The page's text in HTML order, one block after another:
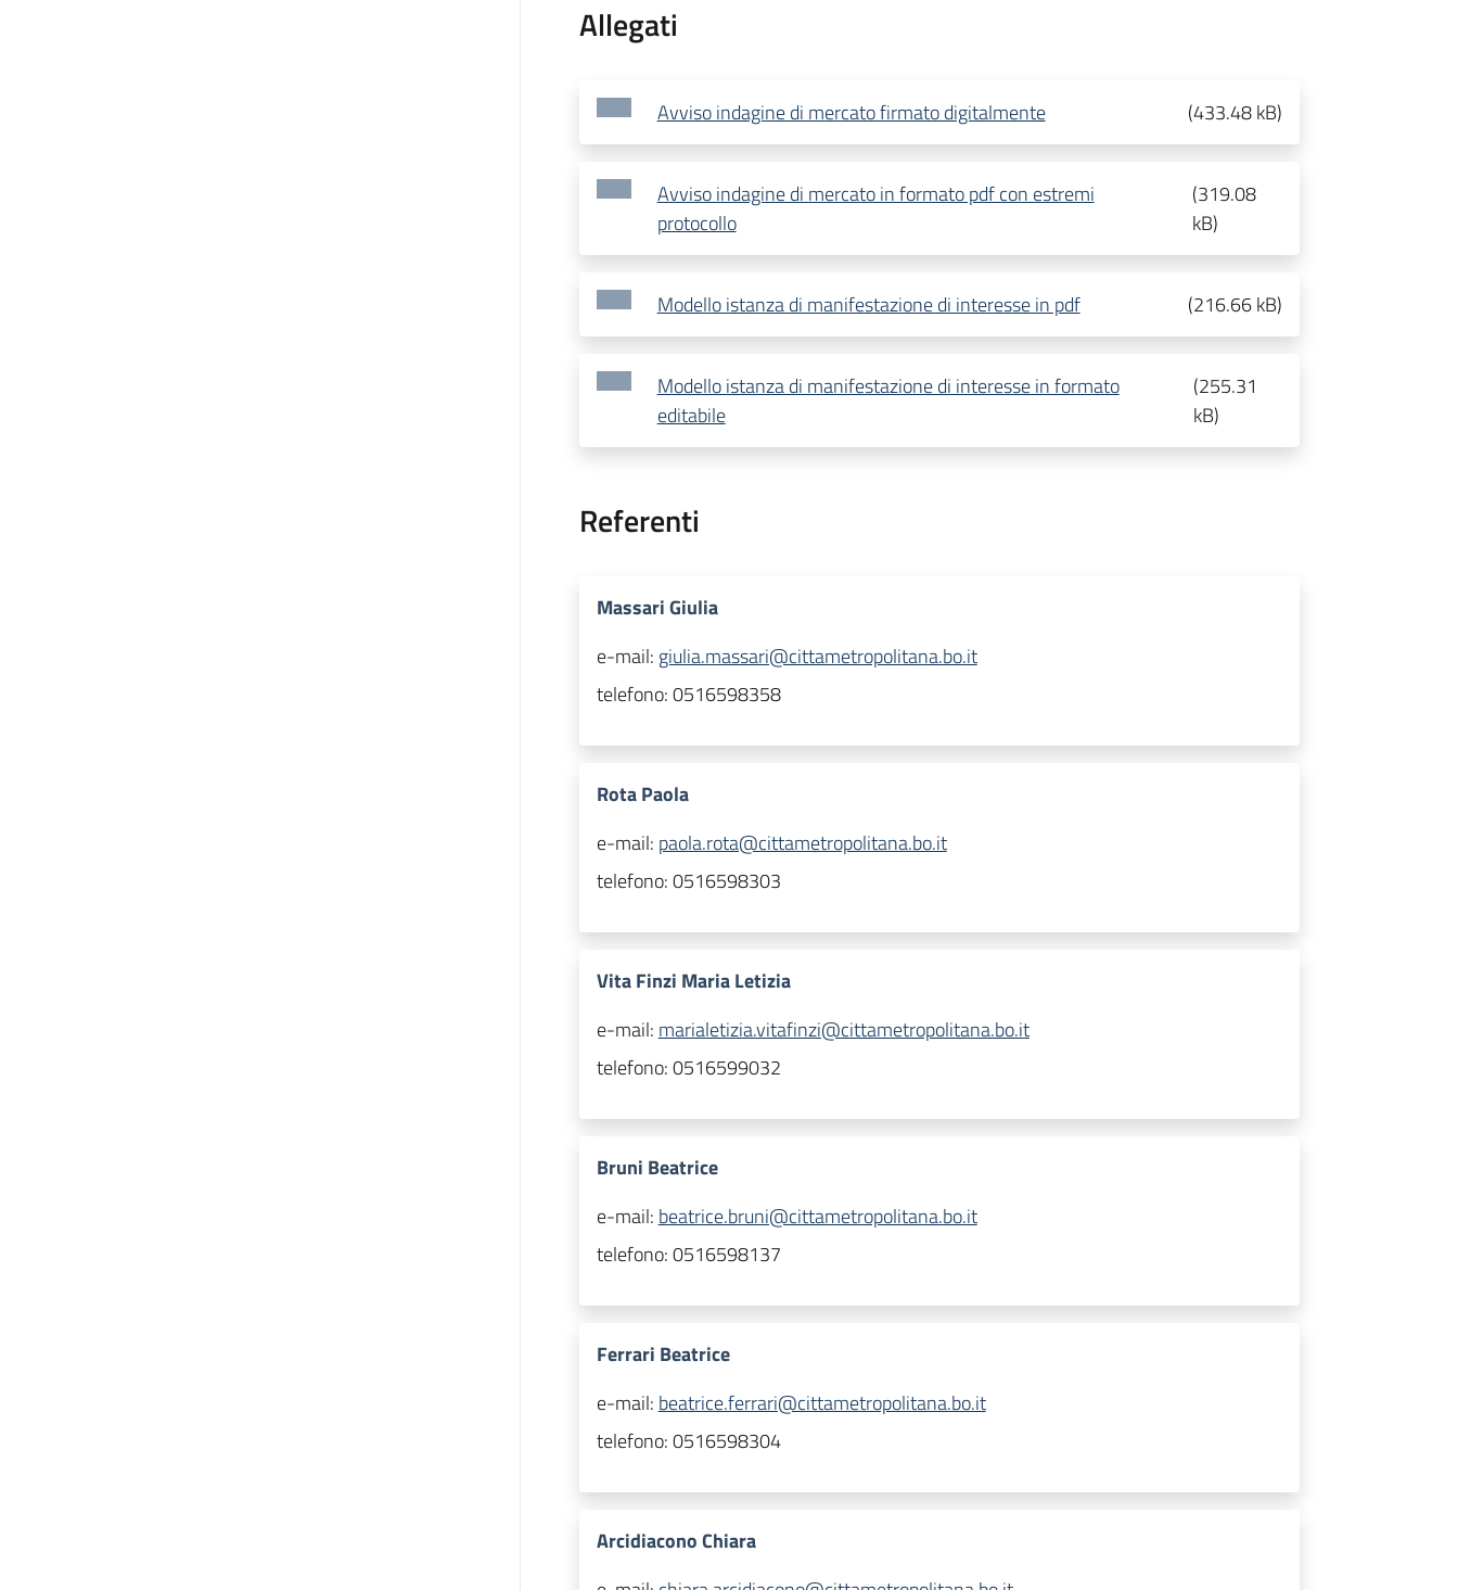
Allegati
Avviso indagine di mercato firmato digitalmente (433.48 kB)
Avviso indagine di mercato in formato pdf con estremi
protocollo
(319.08
kB)
Modello istanza di manifestazione di interesse in pdf (216.66 kB)
Modello istanza di manifestazione di interesse in formato
editabile
(255.31
kB)
Referenti
Massari Giulia
e-mail: giulia.massari@cittametropolitana.bo.it
telefono:0516598358
Rota Paola
e-mail: paola.rota@cittametropolitana.bo.it
telefono:0516598303
Vita Finzi Maria Letizia
e-mail: marialetizia.vitafinzi@cittametropolitana.bo.it
telefono:0516599032
Bruni Beatrice
e-mail: beatrice.bruni@cittametropolitana.bo.it
telefono:0516598137
Ferrari Beatrice
e-mail: beatrice.ferrari@cittametropolitana.bo.it
telefono:0516598304
Arcidiacono Chiara